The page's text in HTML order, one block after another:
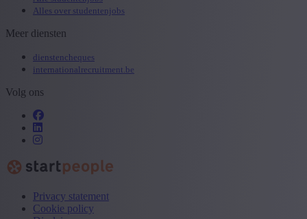
Alles over studentenjobs
Meer diensten
dienstencheques
internationalrecruitment.be
Volg ons
Privacy statement
Cookie policy